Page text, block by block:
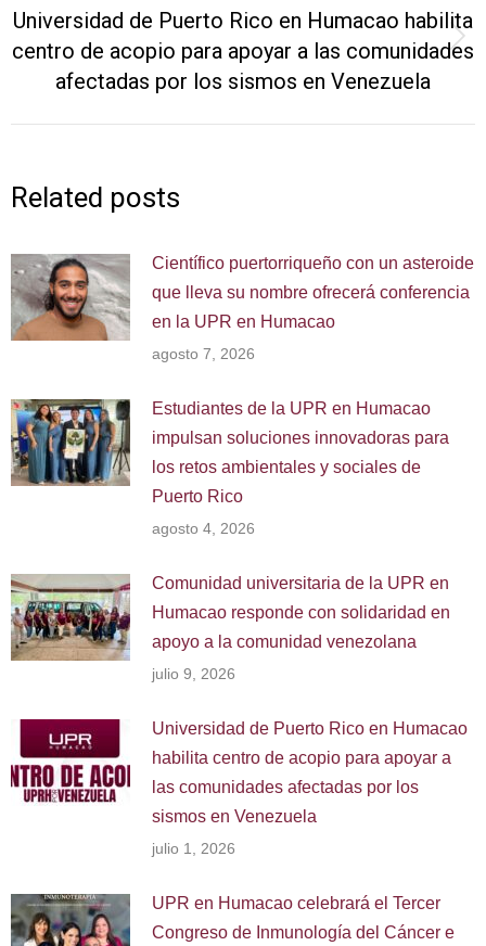
Next
post:
Universidad de Puerto Rico en Humacao habilita
centro de acopio para apoyar a las comunidades
afectadas por los sismos en Venezuela
Related posts
Científico puertorriqueño con un asteroide
que lleva su nombre ofrecerá conferencia
en la UPR en Humacao
agosto 7, 2026
Estudiantes de la UPR en Humacao
impulsan soluciones innovadoras para
los retos ambientales y sociales de
Puerto Rico
agosto 4, 2026
Comunidad universitaria de la UPR en
Humacao responde con solidaridad en
apoyo a la comunidad venezolana
julio 9, 2026
Universidad de Puerto Rico en Humacao
habilita centro de acopio para apoyar a
las comunidades afectadas por los
sismos en Venezuela
julio 1, 2026
UPR en Humacao celebrará el Tercer
Congreso de Inmunología del Cáncer e